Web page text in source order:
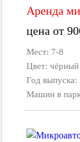
Аренда
цена от
Мест: 7-8
Цвет: чёрный
Год выпуска:
Машин в